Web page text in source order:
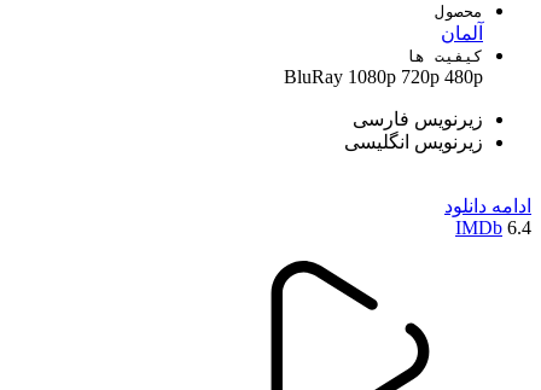
محصول
آلمان
کیفیت ها
BluRay 1080p 720p 480p
زیرنویس فارسی
زیرنویس انگلیسی
ادامه دانلود
6.4
IMDb